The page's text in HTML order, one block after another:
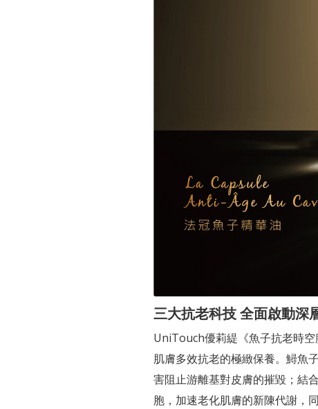
三大抗老科技 全面啟動深
UniTouch優莉緹《魚子抗老時空
肌膚多效抗老的極緻保養。鱘魚
害阻止游離基對皮膚的摧毀；結
胞，加速老化肌膚的新陳代謝，